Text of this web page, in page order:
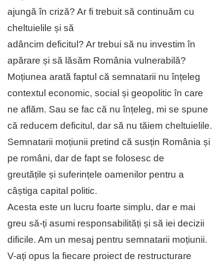
ajungă în criză? Ar fi trebuit să continuăm cu
cheltuielile și să
adâncim deficitul? Ar trebui să nu investim în
apărare și să lăsăm România vulnerabilă?
Moțiunea arată faptul că semnatarii nu înțeleg
contextul economic, social și geopolitic în care
ne aflăm. Sau se fac că nu înțeleg, mi se spune
că reducem deficitul, dar să nu tăiem cheltuielile.
Semnatarii moțiunii pretind că susțin România și
pe români, dar de fapt se folosesc de
greutățile și suferințele oamenilor pentru a
câștiga capital politic.
Acesta este un lucru foarte simplu, dar e mai
greu să-ți asumi responsabilități și să iei decizii
dificile. Am un mesaj pentru semnatarii moțiunii.
V-ați opus la fiecare proiect de restructurare